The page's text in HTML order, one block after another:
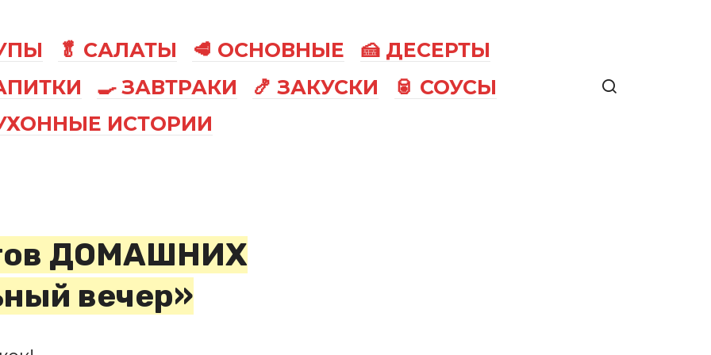
🥬 САЛАТЫ 🥩 ОСНОВНЫЕ
🍰 ДЕСЕРТЫ
🍳 ЗАВТРАКИ 🍤 ЗАКУСКИ
🥫 СОУСЫ
ИСТОРИИ
ДОМАШНИХ
вечер»